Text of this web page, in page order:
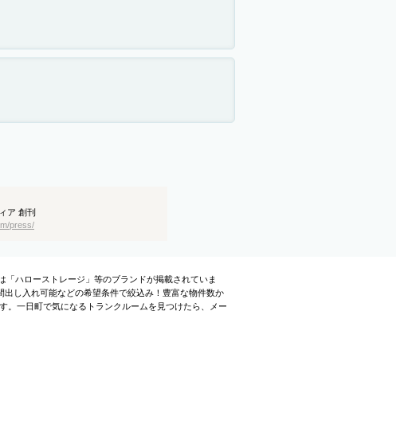
ア 創刊
press/
ハローストレージ」等のブランドが掲載されていま
し入れ可能などの希望条件で絞込み！豊富な物件数か
。一日町で気になるトランクルームを見つけたら、メー